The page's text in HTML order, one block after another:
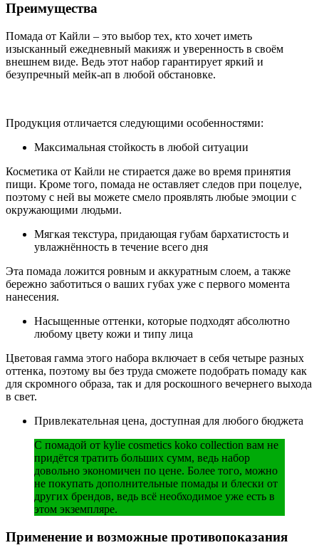
Преимущества
Помада от Кайли – это выбор тех, кто хочет иметь
изысканный ежедневный макияж и уверенность в своём
внешнем виде. Ведь этот набор гарантирует яркий и
безупречный мейк-ап в любой обстановке.
Продукция отличается следующими особенностями:
Максимальная стойкость в любой ситуации
Косметика от Кайли не стирается даже во время принятия
пищи. Кроме того, помада не оставляет следов при поцелуе,
поэтому с ней вы можете смело проявлять любые эмоции с
окружающими людьми.
Мягкая текстура, придающая губам бархатистость и
увлажнённость в течение всего дня
Эта помада ложится ровным и аккуратным слоем, а также
бережно заботиться о ваших губах уже с первого момента
нанесения.
Насыщенные оттенки, которые подходят абсолютно
любому цвету кожи и типу лица
Цветовая гамма этого набора включает в себя четыре разных
оттенка, поэтому вы без труда сможете подобрать помаду как
для скромного образа, так и для роскошного вечернего выхода
в свет.
Привлекательная цена, доступная для любого бюджета
С помадой от kylie cosmetics koko collection вам не
придётся тратить больших сумм, ведь набор
довольно экономичен по цене. Более того, можно
не покупать дополнительные помады и блески от
других брендов, ведь всё необходимое уже есть в
этом экземпляре.
Применение и возможные противопоказания